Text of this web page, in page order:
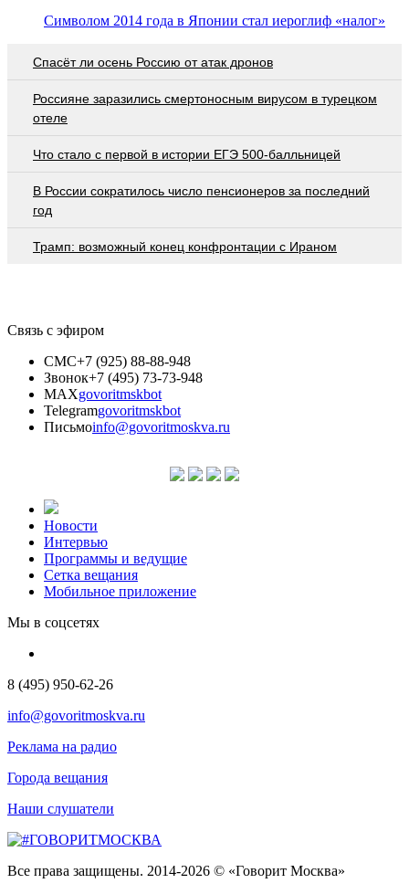
Символом 2014 года в Японии стал иероглиф «налог»
Спасёт ли осень Россию от атак дронов
Россияне заразились смертоносным вирусом в турецком
отеле
Что стало с первой в истории ЕГЭ 500-балльницей
В России сократилось число пенсионеров за последний
год
Трамп: возможный конец конфронтации с Ираном
Связь с эфиром
СМС+7 (925) 88-88-948
Звонок+7 (495) 73-73-948
MAXgovoritmskbot
Telegramgovoritmskbot
Письмоinfo@govoritmoskva.ru
Новости
Интервью
Программы и ведущие
Сетка вещания
Мобильное приложение
Мы в соцсетях
8 (495) 950-62-26
info@govoritmoskva.ru
Реклама на радио
Города вещания
Наши слушатели
Все права защищены. 2014-2026 © «Говорит Москва»